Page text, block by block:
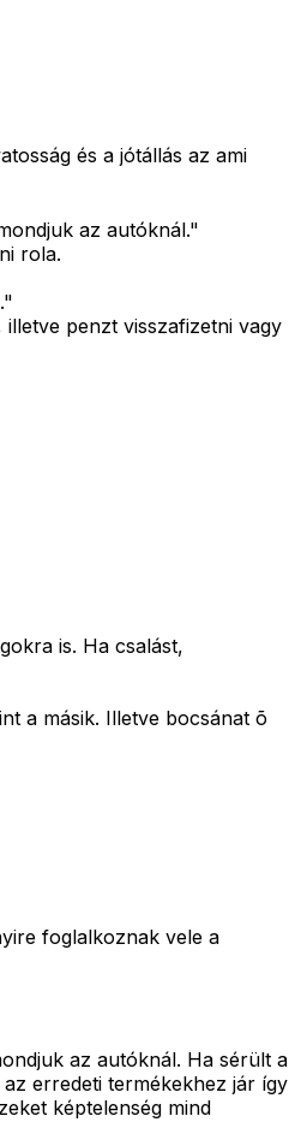
és a jótállás az ami
az autóknál."
rola.
penzt visszafizetni vagy
is. Ha csalást,
a másik. Illetve bocsánat õ
foglalkoznak vele a
az autóknál. Ha sérült a
erredeti termékekhez jár így
képtelenség mind